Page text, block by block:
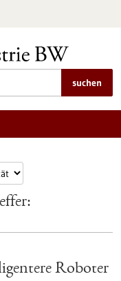
suchen
Roboter